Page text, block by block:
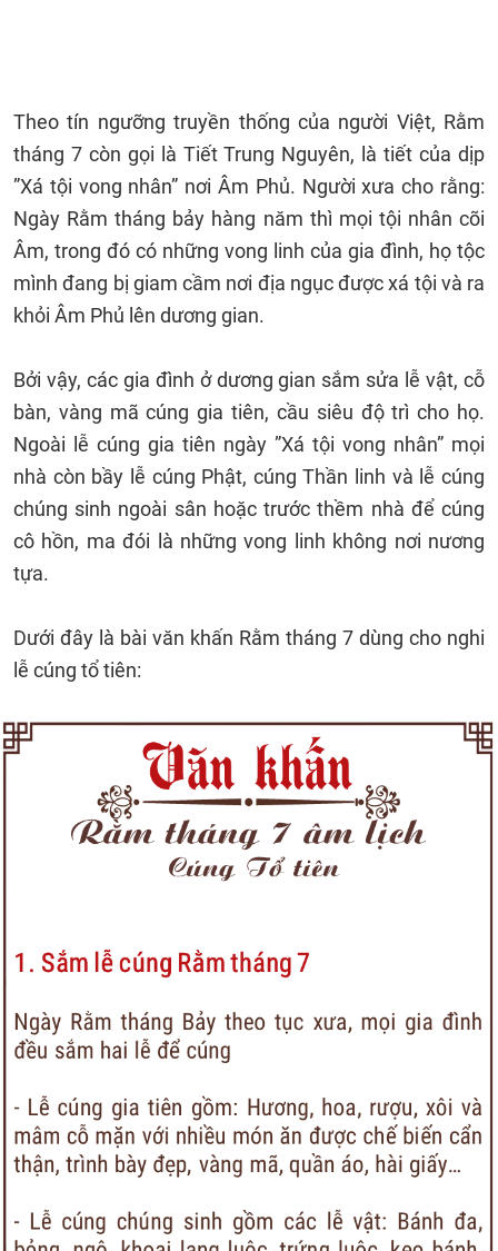
Theo tín ngưỡng truyền thống của người Việt, Rằm
tháng 7 còn gọi là Tiết Trung Nguyên, là tiết của dịp
”Xá tội vong nhân” nơi Âm Phủ. Người xưa cho rằng:
Ngày Rằm tháng bảy hàng năm thì mọi tội nhân cõi
Âm, trong đó có những vong linh của gia đình, họ tộc
mình đang bị giam cầm nơi địa ngục được xá tội và ra
khỏi Âm Phủ lên dương gian.
Bởi vậy, các gia đình ở dương gian sắm sửa lễ vật, cỗ
bàn, vàng mã cúng gia tiên, cầu siêu độ trì cho họ.
Ngoài lễ cúng gia tiên ngày ”Xá tội vong nhân” mọi
nhà còn bầy lễ cúng Phật, cúng Thần linh và lễ cúng
chúng sinh ngoài sân hoặc trước thềm nhà để cúng
cô hồn, ma đói là những vong linh không nơi nương
tựa.
Dưới đây là bài văn khấn Rằm tháng 7 dùng cho nghi
lễ cúng tổ tiên: